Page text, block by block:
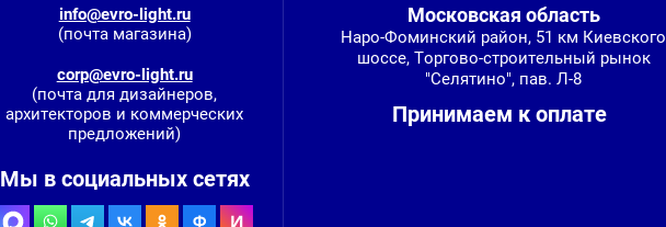
info@evro-light.ru
(почта магазина)
corp@evro-light.ru
(почта для дизайнеров,
архитекторов и коммерческих
предложений)
Мы в социальных сетях
Московская область
Наро-Фоминский район, 51 км Киевского
шоссе, Торгово-строительный рынок
"Селятино", пав. Л-8
Принимаем к оплате